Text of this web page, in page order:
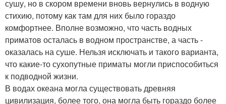
сушу, но в скором времени вновь вернулись в водную
стихию, потому как там для них было гораздо
комфортнее. Вполне возможно, что часть водных
приматов осталась в водном пространстве, а часть -
оказалась на суше. Нельзя исключать и такого варианта,
что какие-то сухопутные приматы могли приспособиться
к подводной жизни.
В водах океана могла существовать древняя
цивилизация, более того, она могла быть гораздо более